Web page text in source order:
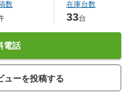
数 在庫台数
33台
電話
ューを投稿する